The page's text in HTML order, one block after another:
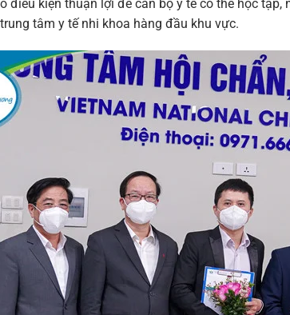
điều kiện thuận lợi để cán bộ y tế có thể học
tâm y tế nhi khoa hàng đầu khu vực.